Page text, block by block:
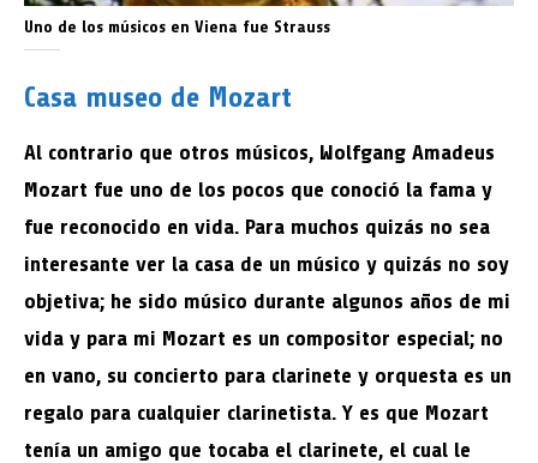
Uno de los músicos en Viena fue Strauss
Casa museo de Mozart
Al contrario que otros músicos, Wolfgang Amadeus
Mozart fue uno de los pocos que conoció la fama y
fue reconocido en vida. Para muchos quizás no sea
interesante ver la casa de un músico y quizás no soy
objetiva; he sido músico durante algunos años de mi
vida y para mi Mozart es un compositor especial; no
en vano, su concierto para clarinete y orquesta es un
regalo para cualquier clarinetista. Y es que Mozart
tenía un amigo que tocaba el clarinete, el cual le